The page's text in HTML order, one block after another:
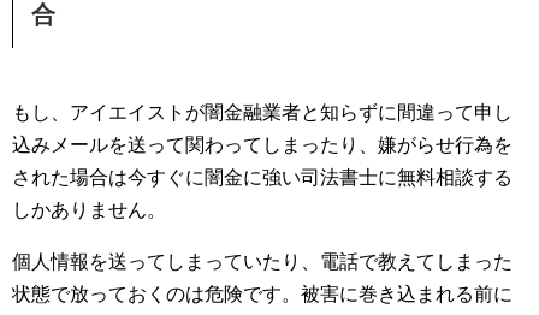
合
もし、アイエイストが闇金融業者と知らずに間違って申し
込みメールを送って関わってしまったり、嫌がらせ行為を
された場合は今すぐに闇金に強い司法書士に無料相談する
しかありません。
個人情報を送ってしまっていたり、電話で教えてしまった
状態で放っておくのは危険です。被害に巻き込まれる前に